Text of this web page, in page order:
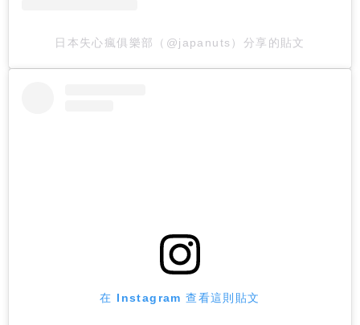
日本失心瘋俱樂部（@japanuts）分享的貼文
在 Instagram 查看這則貼文